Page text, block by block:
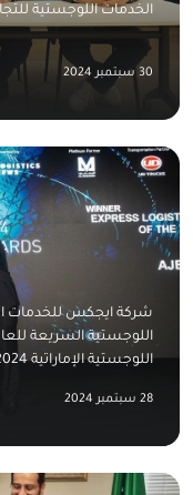
الخدمات اللوجستية
30 سبتمبر 2024
شركة ايجكس للخدمات
اللوجستية السريعة
اللوجستية الإماراتية 2024
28 سبتمبر 2024